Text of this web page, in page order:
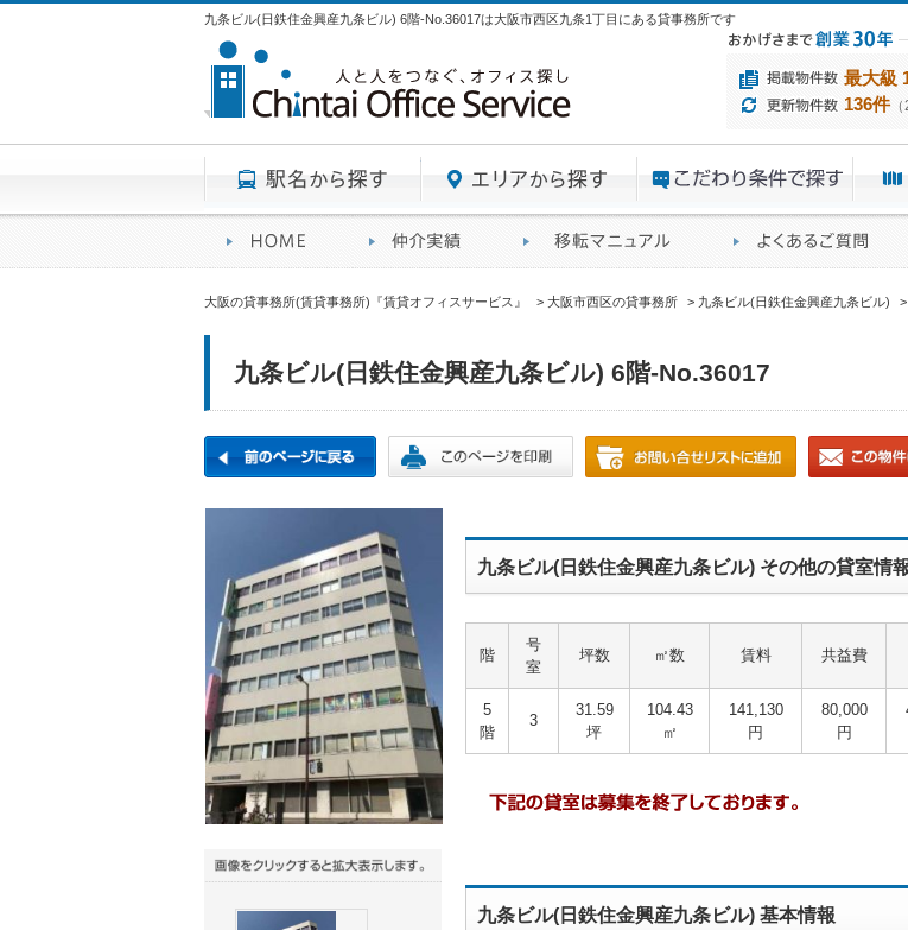
九条ビル(日鉄住金興産九条ビル) 6階-No.36017は大阪市西区九条1丁目にある貸事務所です
最大級
136件（
大阪の貸事務所(賃貸事務所)『賃貸オフィスサービス』 大阪市西区の貸事務所 九条ビル(日鉄住金興産九条ビル)
九条ビル(日鉄住金興産九条ビル) 6階-No.36017
九条ビル(日鉄住金興産九条ビル) その他の貸室情
階
号
室
坪数 ㎡数 賃料 共益費
5
階
3
31.59
坪
104.43
㎡
141,130
円
80,000
円
九条ビル(日鉄住金興産九条ビル) 基本情報